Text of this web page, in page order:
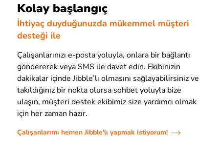
Kolay başlangıç
İhtiyaç duyduğunuzda mükemmel müşteri
desteği ile
Çalışanlarınızı e-posta yoluyla, onlara bir bağlantı
göndererek veya SMS ile davet edin. Ekibinizin
dakikalar içinde Jibble’lı olmasını sağlayabilirsiniz ve
takıldığınız bir nokta olursa sohbet yoluyla bize
ulaşın, müşteri destek ekibimiz size yardımcı olmak
için her zaman hazır.
Çalışanlarımı hemen Jibble'lı yapmak istiyorum!